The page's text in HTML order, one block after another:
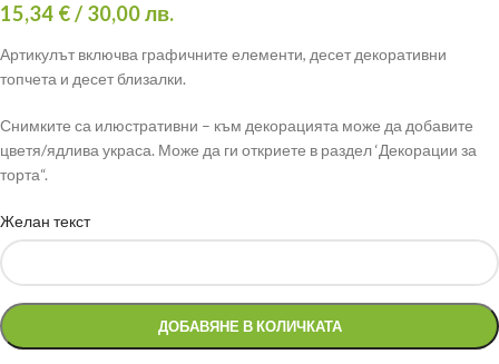
15,34 €/ 30,00 лв.
Артикулът включва графичните елементи, десет декоративни
топчета и десет близалки.
Снимките са илюстративни – към декорацията може да добавите
цветя/ядлива украса. Може да ги откриете в раздел ‘Декорации за
торта“.
Желан текст
ДОБАВЯНЕ В КОЛИЧКАТА